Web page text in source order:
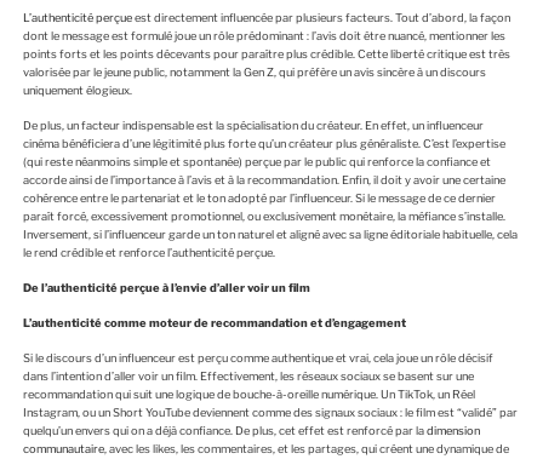
L’authenticité perçueest directement influencée par plusieurs facteurs. Tout d’abord, la façon
dont le message est formulé joue un rôle prédominant : l’avis doit être nuancé, mentionner les
points forts et les points décevants pour paraître plus crédible. Cette liberté critique est très
valorisée par le jeune public, notamment la Gen Z, qui préfère un avis sincère à un discours
uniquement élogieux.
De plus, un facteur indispensable est la spécialisation du créateur. En effet, un influenceur
cinéma bénéficiera d’une légitimité plus forte qu’un créateur plus généraliste. C’est l’expertise
(qui reste néanmoins simple et spontanée) perçue par le public qui renforce la confiance et
accorde ainsi de l’importance à l’avis et à la recommandation. Enfin, il doit y avoir une certaine
cohérence entre le partenariat et le ton adopté par l’influenceur. Si le message de ce dernier
paraît forcé, excessivement promotionnel, ou exclusivement monétaire, la méfiance s’installe.
Inversement, si l’influenceur garde un ton naturel et aligné avec sa ligne éditoriale habituelle, cela
le rend crédible et renforce l’authenticité perçue.
De l’authenticité perçue à l’envie d’aller voir un film
L’authenticité comme moteur de recommandation et d’engagement
Si le discours d’un influenceur est perçu comme authentique et vrai, cela joue un rôle décisif
dans l’intention d’aller voir un film. Effectivement, les réseaux sociaux se basent sur une
recommandation qui suit une logique de bouche-à-oreille numérique. Un TikTok, un Réel
Instagram, ou un Short YouTube deviennent comme des signaux sociaux : le film est “validé” par
quelqu’un envers qui on a déjà confiance. De plus, cet effet est renforcé par ladimension
communautaire, avec les likes, les commentaires, et les partages, qui créent une dynamique de